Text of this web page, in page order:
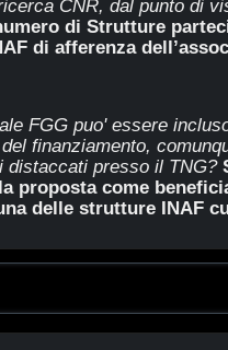
CNR, dal punto di
di Strutture
di afferenza
FGG puo' essere
finanziamento,
distaccati presso il TNG?
proposta come
delle strutture INAF